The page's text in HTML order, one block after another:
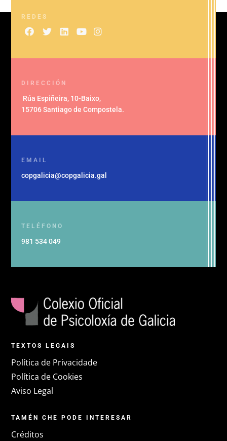
REDES
DIRECCIÓN
Rúa Espiñeira, 10-Baixo,
15706 Santiago de Compostela.
EMAIL
copgalicia@copgalicia.gal
TELÉFONO
981 534 049
TEXTOS LEGAIS
Política de Privacidade
Política de Cookies
Aviso Legal
TAMÉN CHE PODE INTERESAR
Créditos